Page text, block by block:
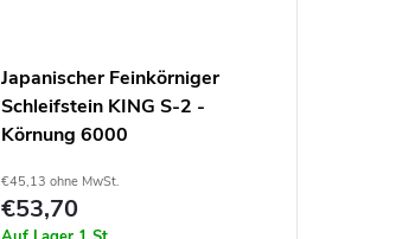
Japanischer Feinkörniger
Schleifstein KING S-2 -
Körnung 6000
€45,13 ohne MwSt.
€53,70